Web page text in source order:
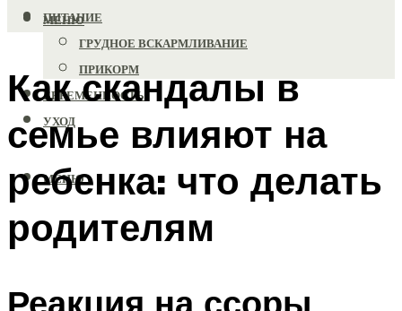
ПИТАНИЕ
ГРУДНОЕ ВСКАРМЛИВАНИЕ
ПРИКОРМ
БЕРЕМЕННОСТЬ
УХОД
МЕНЮ
МЕНЮ
Как скандалы в
семье влияют на
ребенка: что делать
родителям